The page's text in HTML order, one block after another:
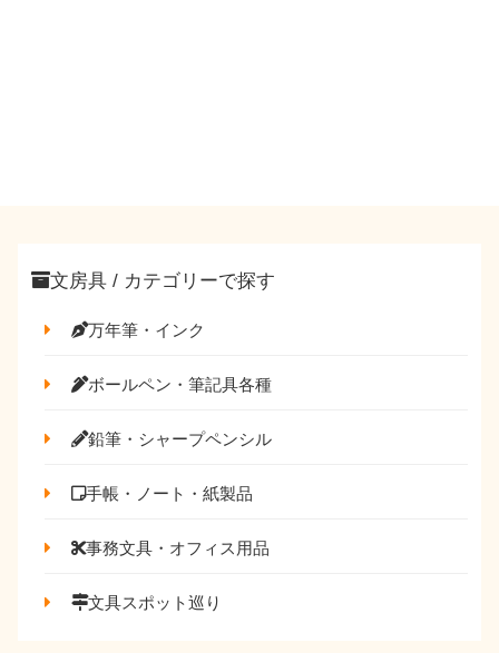
文房具 / カテゴリーで探す
万年筆・インク
ボールペン・筆記具各種
鉛筆・シャープペンシル
手帳・ノート・紙製品
事務文具・オフィス用品
文具スポット巡り